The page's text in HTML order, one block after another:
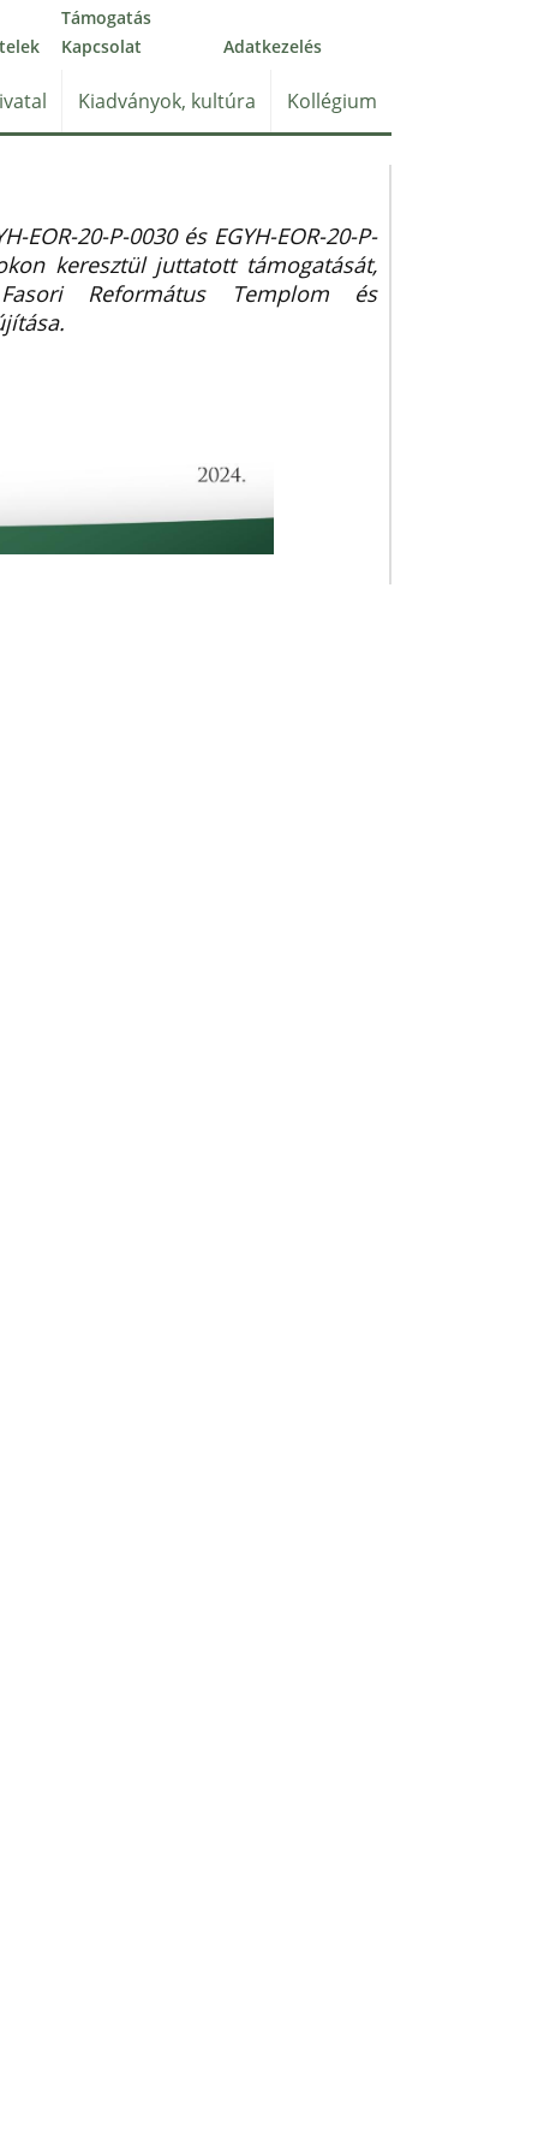
Támogatás
Kapcsolat Adatkezelés
Kiadványok, kultúra Kollégium
EOR-20-P-0030 és EGYH-EOR-20-P-
keresztül juttatott támogatását,
Református Templom és